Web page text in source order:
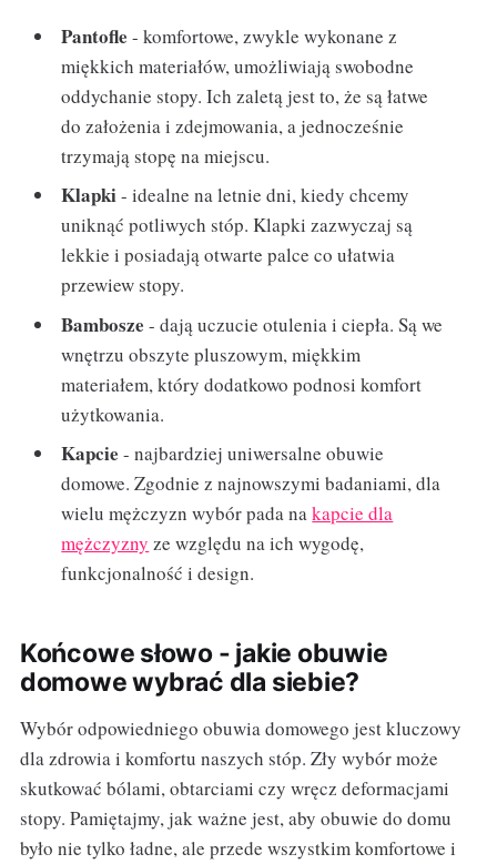
Pantofle - komfortowe, zwykle wykonane z
miękkich materiałów, umożliwiają swobodne
oddychanie stopy. Ich zaletą jest to, że są łatwe
do założenia i zdejmowania, a jednocześnie
trzymają stopę na miejscu.
Klapki- idealne na letnie dni, kiedy chcemy
uniknąć potliwych stóp. Klapki zazwyczaj są
lekkie i posiadają otwarte palce co ułatwia
przewiew stopy.
Bambosze - dają uczucie otulenia i ciepła. Są we
wnętrzu obszyte pluszowym, miękkim
materiałem, który dodatkowo podnosi komfort
użytkowania.
Kapcie - najbardziej uniwersalne obuwie
domowe. Zgodnie z najnowszymi badaniami, dla
wielu mężczyzn wybór pada nakapcie dla
mężczyzny ze względu na ich wygodę,
funkcjonalność i design.
Końcowe słowo - jakie obuwie
domowe wybrać dla siebie?
Wybór odpowiedniego obuwia domowego jest kluczowy
dla zdrowia i komfortu naszych stóp. Zły wybór może
skutkować bólami, obtarciami czy wręcz deformacjami
stopy. Pamiętajmy, jak ważne jest, aby obuwie do domu
było nie tylko ładne, ale przede wszystkim komfortowe i